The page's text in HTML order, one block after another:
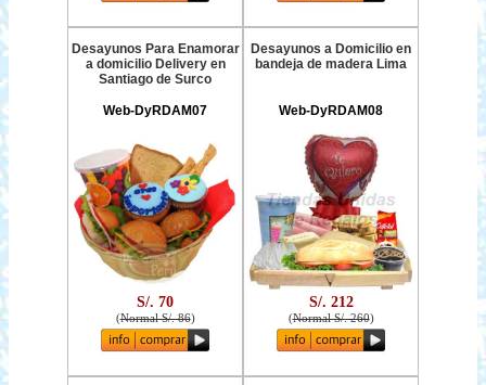
Desayunos Para Enamorar
a domicilio Delivery en
Santiago de Surco
Web-DyRDAM07
S/. 70
(Normal S/. 86)
Desayunos a Domicilio en
bandeja de madera Lima
Web-DyRDAM08
S/. 212
(Normal S/. 260)